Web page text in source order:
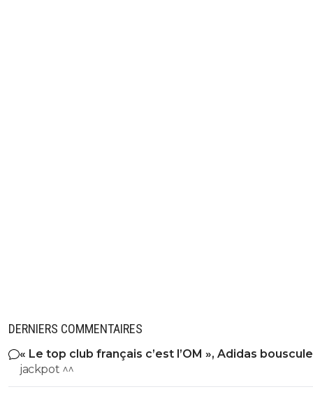
DERNIERS COMMENTAIRES
« Le top club français c’est l’OM », Adidas
PSG
jackpot ^^